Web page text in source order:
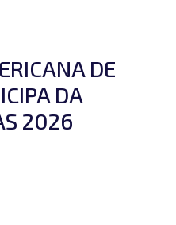
DE
DA
2026